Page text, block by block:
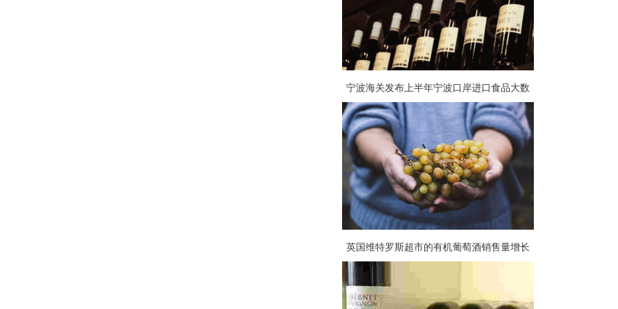
宁波海关发布上半年宁波口岸进口食品大数
据，葡萄酒占比大
英国维特罗斯超市的有机葡萄酒销售量增长
57%